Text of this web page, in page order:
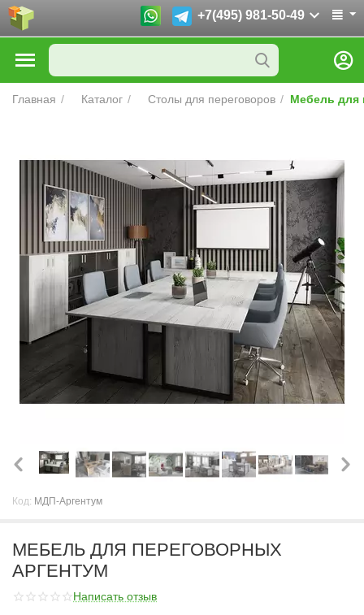
+7(495) 981-50-49
Главная / Каталог / Столы для переговоров / Мебель для
Код: МДП-Аргентум
МЕБЕЛЬ ДЛЯ ПЕРЕГОВОРНЫХ
АРГЕНТУМ
Написать отзыв